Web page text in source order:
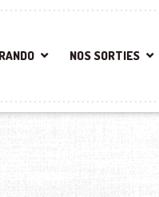
NOS SORTIES